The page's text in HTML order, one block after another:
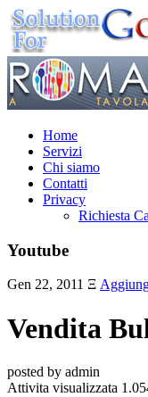
Home
Servizi
Chi siamo
Contatti
Privacy
Richiesta
Youtube
Gen 22, 2011 Ξ
Vendita
posted by admin
Attivita visualizzata